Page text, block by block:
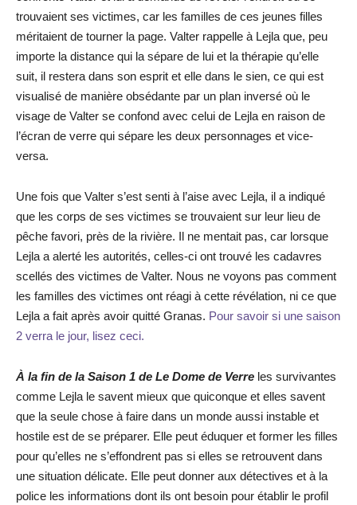
trouvaient ses victimes, car les familles de ces jeunes filles
méritaient de tourner la page. Valter rappelle à Lejla que, peu
importe la distance qui la sépare de lui et la thérapie qu’elle
suit, il restera dans son esprit et elle dans le sien, ce qui est
visualisé de manière obsédante par un plan inversé où le
visage de Valter se confond avec celui de Lejla en raison de
l’écran de verre qui sépare les deux personnages et vice-
versa.
Une fois que Valter s’est senti à l’aise avec Lejla, il a indiqué
que les corps de ses victimes se trouvaient sur leur lieu de
pêche favori, près de la rivière. Il ne mentait pas, car lorsque
Lejla a alerté les autorités, celles-ci ont trouvé les cadavres
scellés des victimes de Valter. Nous ne voyons pas comment
les familles des victimes ont réagi à cette révélation, ni ce que
Lejla a fait après avoir quitté Granas. Pour savoir si une saison
2 verra le jour, lisez ceci.
À la fin de la Saison 1 de Le Dome de Verre les survivantes
comme Lejla le savent mieux que quiconque et elles savent
que la seule chose à faire dans un monde aussi instable et
hostile est de se préparer. Elle peut éduquer et former les filles
pour qu’elles ne s’effondrent pas si elles se retrouvent dans
une situation délicate. Elle peut donner aux détectives et à la
police les informations dont ils ont besoin pour établir le profil